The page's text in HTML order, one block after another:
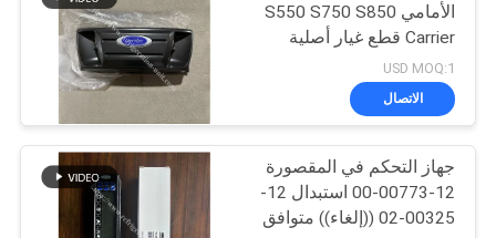
سلسلة الملك الحراري
T.
15
الأمامي S550 S750 S850
Carrier قطع غيار أصلية
USD MOQ:1
الاتصال
جهاز التحكم في المقصورة
12-00773-00 استبدال 12-
00325-02 ((إلغاء)) متوافق